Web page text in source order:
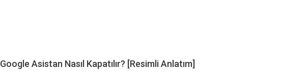
Google Asistan Nasıl Kapatılır? [Resimli Anlatım]